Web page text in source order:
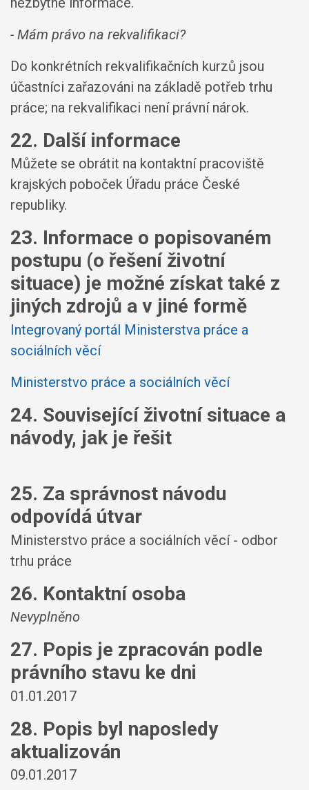
- Mám právo na rekvalifikaci?
Do konkrétních rekvalifikačních kurzů jsou
účastníci zařazováni na základě potřeb trhu
práce; na rekvalifikaci není právní nárok.
22. Další informace
Můžete se obrátit na kontaktní pracoviště
krajských poboček Úřadu práce České
republiky.
23. Informace o popisovaném
postupu (o řešení životní
situace) je možné získat také z
jiných zdrojů a v jiné formě
Integrovaný portál Ministerstva práce a
sociálních věcí
Ministerstvo práce a sociálních věcí
24. Související životní situace a
návody, jak je řešit
25. Za správnost návodu
odpovídá útvar
Ministerstvo práce a sociálních věcí - odbor
trhu práce
26. Kontaktní osoba
Nevyplněno
27. Popis je zpracován podle
právního stavu ke dni
01.01.2017
28. Popis byl naposledy
aktualizován
09.01.2017